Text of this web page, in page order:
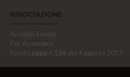
ASSOCIAZIONE
Archivio Eventi
Per Associarsi
Fondi Legge n.124 del 4 agosto 2017